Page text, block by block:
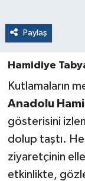
Paylaş
Hamidiye
Kutlamaların
Anadolu
gösterisini
dolup taştı.
ziyaretçinin
etkinlikte,